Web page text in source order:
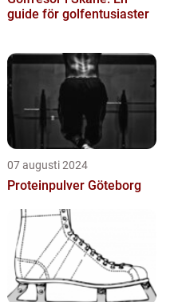
guide för golfentusiaster
07 augusti 2024
Proteinpulver Göteborg